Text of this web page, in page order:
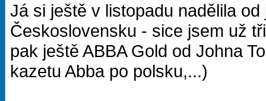
Já si ještě v listopadu nadělila
Československu - sice jsem už
pak ještě ABBA Gold od Johna
kazetu Abba po polsku,...)